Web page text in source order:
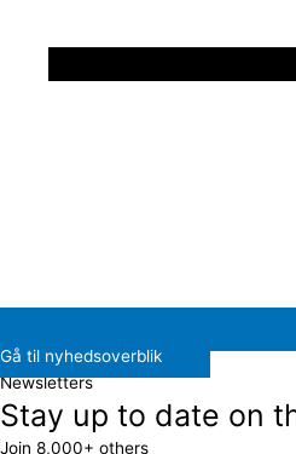
Gå til nyhedsoverblik
Newsletters
Stay up to date on
Join 8,000+ others